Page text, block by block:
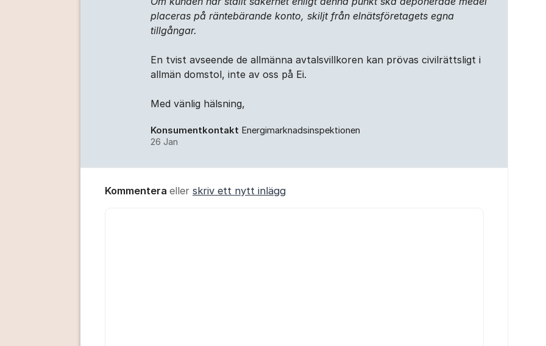
placeras på räntebärande konto, skiljt från elnätsföretagets egna
tillgångar.
En tvist avseende de allmänna avtalsvillkoren kan prövas civilrättsligt i
allmän domstol, inte av oss på Ei.
Med vänlig hälsning,
Konsumentkontakt Energimarknadsinspektionen
26 Jan
Kommentera eller skriv ett nytt inlägg